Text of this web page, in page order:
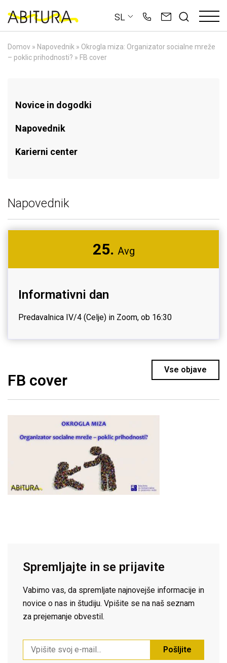
content
SL
Domov » Napovednik » Okrogla miza: Organizator socialne mreže
– poklic prihodnosti? » FB cover
Novice in dogodki
Napovednik
Karierni center
Napovednik
25. Avg
Informativni dan
Predavalnica IV/4 (Celje) in Zoom, ob 16:30
Vse objave
FB cover
Spremljajte in se prijavite
Vabimo vas, da spremljate najnovejše informacije in
novice o nas in študiju. Vpišite se na naš seznam
za prejemanje obvestil.
Pošljite